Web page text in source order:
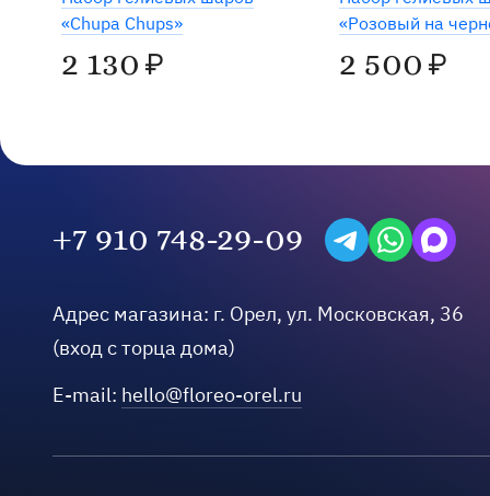
«Chupa Chups»
2 130 ₽
«Розовый на
2 500 ₽
+7 910 748-29-09 Написать в Telegram
Написать на
Написать
Адрес магазина: г. Орел, ул. Московская, 36
(вход с торца дома)
E-mail: hello@floreo-orel.ru